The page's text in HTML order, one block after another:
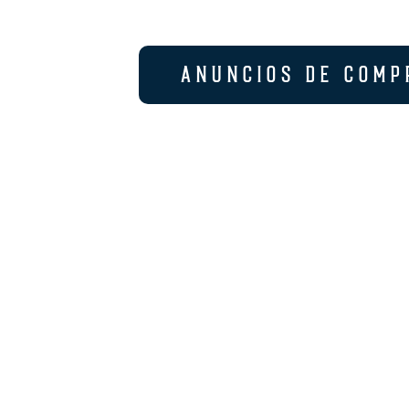
ANUNCIOS DE